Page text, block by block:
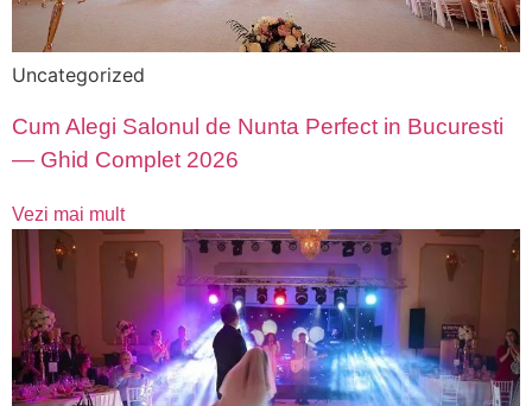
Uncategorized
Cum Alegi Salonul de Nunta Perfect in Bucuresti
— Ghid Complet 2026
Vezi mai mult